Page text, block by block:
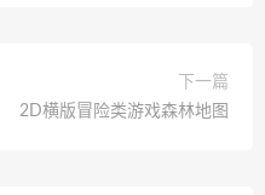
下一篇
2D横版冒险类游戏森林地图